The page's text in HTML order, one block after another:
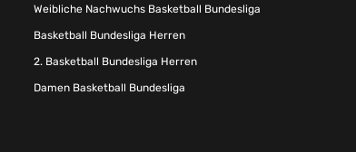
Weibliche Nachwuchs Basketball Bundesliga
Basketball Bundesliga Herren
2. Basketball Bundesliga Herren
Damen Basketball Bundesliga